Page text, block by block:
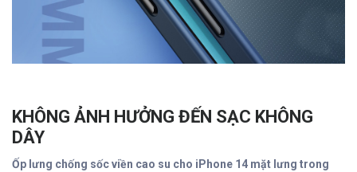
This site is protected by reCAPTCHA and the GooglePrivacy Policyand
KHÔNG ẢNH HƯỞNG ĐẾN SẠC KHÔNG
DÂY
Ốp lưng chống sốc viền cao su cho iPhone 14 mặt lưng trong